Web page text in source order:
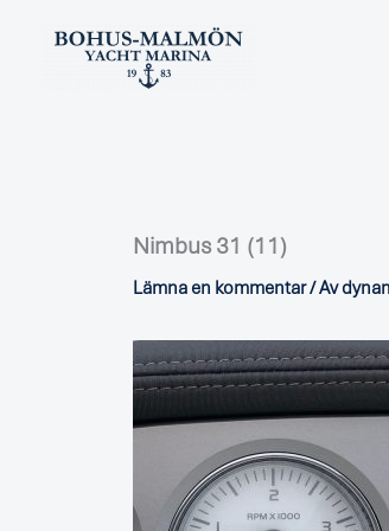
Nimbus 31 (11)
Lämna en kommentar/ Av